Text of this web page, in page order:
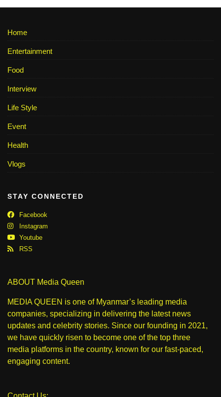
Home
Entertainment
Food
Interview
Life Style
Event
Health
Vlogs
STAY CONNECTED
Facebook
Instagram
Youtube
RSS
ABOUT Media Queen
MEDIA QUEEN is one of Myanmar’s leading media
companies, specializing in delivering the latest news
updates and celebrity stories. Since our founding in 2021,
we have quickly risen to become one of the top three
media platforms in the country, known for our fast-paced,
engaging content.